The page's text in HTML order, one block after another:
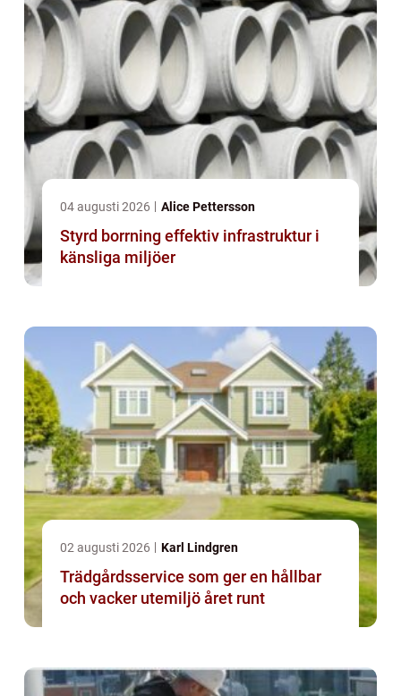
04 augusti 2026 Alice Pettersson
Styrd borrning effektiv infrastruktur i
känsliga miljöer
02 augusti 2026 Karl Lindgren
Trädgårdsservice som ger en hållbar
och vacker utemiljö året runt